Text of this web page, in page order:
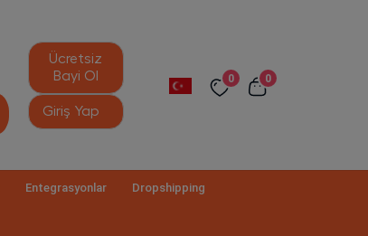
Ücretsiz
Bayi Ol
Giriş Yap
0 0
Entegrasyonlar Dropshipping